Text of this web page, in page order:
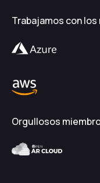
Trabajamos con
Orgullosos